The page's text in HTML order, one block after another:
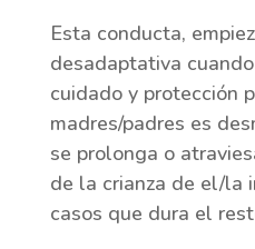
Esta conducta,
desadaptativa
cuidado y protección
madres/padres es
se prolonga o
de la crianza de el/la
casos que dura el